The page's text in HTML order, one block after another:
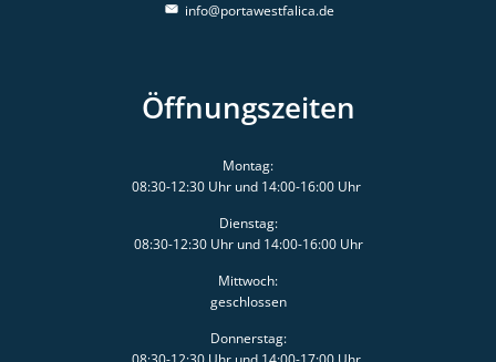
info@portawestfalica.de
Öffnungszeiten
Montag:
08:30-12:30 Uhr und 14:00-16:00 Uhr
Dienstag:
08:30-12:30 Uhr und 14:00-16:00 Uhr
Mittwoch:
geschlossen
Donnerstag: